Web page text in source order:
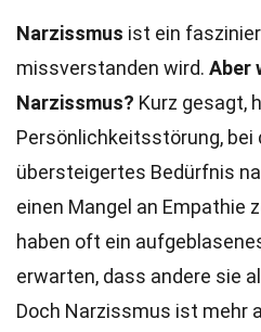
Narzissmus ist ein
missverstanden wird. Aber
Narzissmus? Kurz gesagt,
Persönlichkeitsstörung, bei
übersteigertes Bedürfnis
einen Mangel an Empathie
haben oft ein
erwarten, dass andere sie
Doch Narzissmus ist mehr